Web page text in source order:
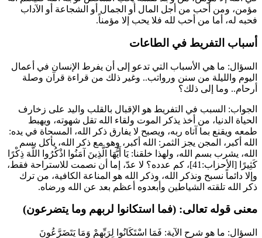
مؤمن، ومن أحب من أجل المال أو الجمال أو الشجاعة أو الآداب
فحبه له، أما من أحب لله فلا يحب إلا مؤمناً.
أسباب التفريط في الطاعات
السؤال: ما هي الأسباب التي تدعو إلى أن يفرط الإنسان في أعمال
اليوم والليلة من سنن ورواتب.. وغير ذلك من قراءة قرآن وصلة
أرحام.. وما إلى ذلك؟
الجواب: السبب في التفريط هو الإقبال بالقلب واليد على زخارف
الحياة الدنيا، من أخذ يذكر الموت ولقاء الله تقل شهوته، ويهبط
طمعه ويقنع بما آتاه ربه، ويصبح لا يفارق ذكر الله، المسحاة في يده:
الله أكبر، المجن يجز الثمر: الله أكبر، وهو مع ذكر الله، يأكل بسم
الله، يشرب بسم الله، ولهذا خلقنا:يَا أَيُّهَا الَّذِينَ آمَنُوا اذْكُرُوا اللَّهَ ذِكْرًا
كَثِيرًا
[الأحزاب:41]، كم عدده؟ لا عدّ، إما أن نصمت للاستراحة فقط،
وإلا دائماً نسبح ونذكر الله، وذكر الله هو المناعة الكافية، من ترك
ذكر الله تلقته الشياطين وأبعدوه أعظم بعد عن الله ورضاه.
معنى قوله تعالى: (فما استكانوا لربهم وما يتضرعون)
السؤال: ما هو شرح الآية: فَمَا اسْتَكَانُوا لِرَبِّهِمْ وَمَا يَتَضَرَّعُونَ